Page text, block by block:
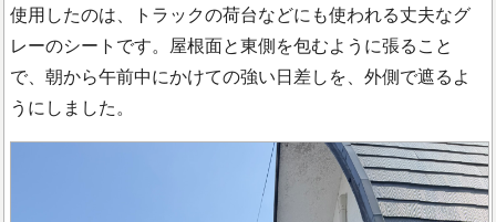
使用したのは、トラックの荷台などにも使われる丈夫なグ
レーのシートです。屋根面と東側を包むように張ること
で、朝から午前中にかけての強い日差しを、外側で遮るよ
うにしました。